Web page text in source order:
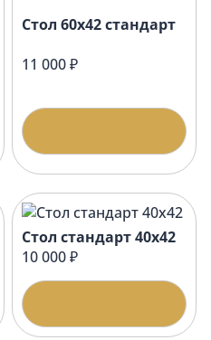
Стол 60х42 стандарт
11 000 ₽
Стол стандарт 40х42
10 000 ₽